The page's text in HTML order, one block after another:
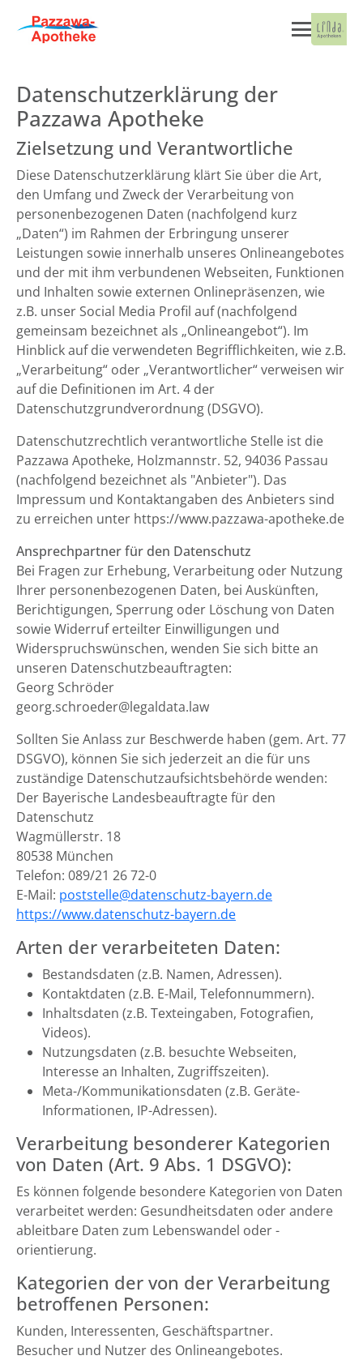
Datenschutzerklärung der
Pazzawa Apotheke
Zielsetzung und Verantwortliche
Diese Datenschutzerklärung klärt Sie über die Art,
den Umfang und Zweck der Verarbeitung von
personenbezogenen Daten (nachfolgend kurz
„Daten“) im Rahmen der Erbringung unserer
Leistungen sowie innerhalb unseres Onlineangebotes
und der mit ihm verbundenen Webseiten, Funktionen
und Inhalten sowie externen Onlinepräsenzen, wie
z.B. unser Social Media Profil auf (nachfolgend
gemeinsam bezeichnet als „Onlineangebot“). Im
Hinblick auf die verwendeten Begrifflichkeiten, wie z.B.
„Verarbeitung“ oder „Verantwortlicher“ verweisen wir
auf die Definitionen im Art. 4 der
Datenschutzgrundverordnung (DSGVO).
Datenschutzrechtlich verantwortliche Stelle ist die
Pazzawa Apotheke, Holzmannstr. 52, 94036 Passau
(nachfolgend bezeichnet als "Anbieter"). Das
Impressum und Kontaktangaben des Anbieters sind
zu erreichen unter https://www.pazzawa-apotheke.de
Ansprechpartner für den Datenschutz
Bei Fragen zur Erhebung, Verarbeitung oder Nutzung
Ihrer personenbezogenen Daten, bei Auskünften,
Berichtigungen, Sperrung oder Löschung von Daten
sowie Widerruf erteilter Einwilligungen und
Widerspruchswünschen, wenden Sie sich bitte an
unseren Datenschutzbeauftragten:
Georg Schröder
georg.schroeder@legaldata.law
Sollten Sie Anlass zur Beschwerde haben (gem. Art. 77
DSGVO), können Sie sich jederzeit an die für uns
zuständige Datenschutzaufsichtsbehörde wenden:
Der Bayerische Landesbeauftragte für den
Datenschutz
Wagmüllerstr. 18
80538 München
Telefon: 089/21 26 72-0
E-Mail: poststelle@datenschutz-bayern.de
https://www.datenschutz-bayern.de
Arten der verarbeiteten Daten:
Bestandsdaten (z.B. Namen, Adressen).
Kontaktdaten (z.B. E-Mail, Telefonnummern).
Inhaltsdaten (z.B. Texteingaben, Fotografien,
Videos).
Nutzungsdaten (z.B. besuchte Webseiten,
Interesse an Inhalten, Zugriffszeiten).
Meta-/Kommunikationsdaten (z.B. Geräte-
Informationen, IP-Adressen).
Verarbeitung besonderer Kategorien
von Daten (Art. 9 Abs. 1 DSGVO):
Es können folgende besondere Kategorien von Daten
verarbeitet werden: Gesundheitsdaten oder andere
ableitbare Daten zum Lebenswandel oder -
orientierung.
Kategorien der von der Verarbeitung
betroffenen Personen:
Kunden, Interessenten, Geschäftspartner.
Besucher und Nutzer des Onlineangebotes.